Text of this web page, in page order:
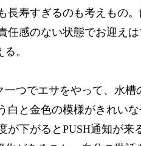
長寿すぎるのも考えもの
任感のない状態でお迎え
。
つでエサをやって、水槽
白と金色の模様がきれい
下がるとPUSH通知が来